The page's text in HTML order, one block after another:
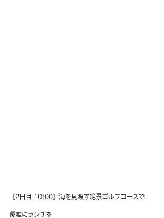
【2日目 10:00】海を見渡す絶景ゴルフコースで、
優雅にランチを